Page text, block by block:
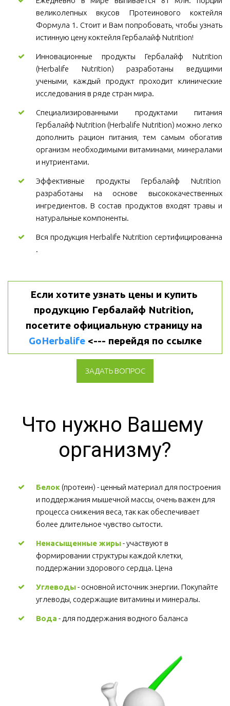
великолепных вкусов Протеинового коктейля
Формула 1. Стоит и Вам попробовать, чтобы узнать
истинную цену коктейля Гербалайф Nutrition!
Инновационные продукты Гербалайф Nutrition
(Herbalife Nutrition) разработаны ведущими
учеными, каждый продукт проходит клинические
исследования в ряде стран мира.
Специализированными продуктами питания
Гербалайф Nutrition (Herbalife Nutrition) можно легко
дополнить рацион питания, тем самым обогатив
организм необходимыми витаминами, минералами
и нутриентами.
Эффективные продукты Гербалайф Nutrition
разработаны на основе высококачественных
ингредиентов. В состав продуктов входят травы и
натуральные компоненты.
Вся продукция Herbalife Nutrition сертифицированна
.
Если хотите узнать цены и купить
продукцию Гербалайф Nutrition,
GoHerbalife <--- перейдя по ссылке
ЗАДАТЬ ВОПРОС
Что нужно Вашему
организму?
Белок (протеин) - ценный материал для построения
и поддержания мышечной массы, очень важен для
процесса снижения веса, так как обеспечивает
более длительное чувство сытости.
Ненасыщенные жиры - участвуют в
формировании структуры каждой клетки,
поддержании здорового сердца. Цена
Углеводы - основной источник энергии. Покупайте
углеводы, содержащие витамины и минералы.
Вода - для поддержания водного баланса